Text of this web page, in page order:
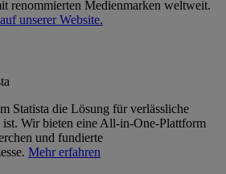
renommierten Medienmarken weltweit.
unserer Website.
Statista die Lösung für verlässliche
ist. Wir bieten eine All-in-One-Plattform
und fundierte
Mehr erfahren